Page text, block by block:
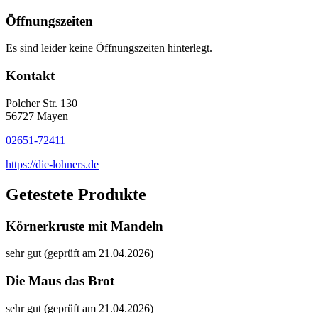
Öffnungszeiten
Es sind leider keine Öffnungszeiten hinterlegt.
Kontakt
Polcher Str. 130
56727 Mayen
02651-72411
https://die-lohners.de
Getestete Produkte
Körnerkruste mit Mandeln
sehr gut (geprüft am 21.04.2026)
Die Maus das Brot
sehr gut (geprüft am 21.04.2026)